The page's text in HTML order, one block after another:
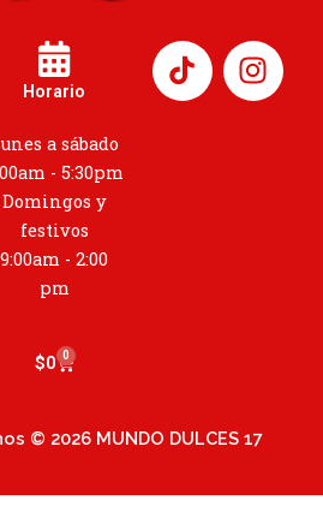
Horario
a sábado
- 5:30pm
Domingos y
festivos
9:00am - 2:00
pm
I
n
s
$0 0
Cart
© 2026 MUNDO DULCES 17